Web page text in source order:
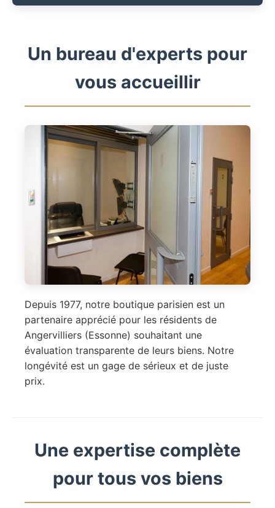
Un bureau d'experts pour
vous accueillir
Depuis 1977, notre boutique parisien est un
partenaire apprécié pour les résidents de
Angervilliers (Essonne) souhaitant une
évaluation transparente de leurs biens. Notre
longévité est un gage de sérieux et de juste
prix.
Une expertise complète
pour tous vos biens